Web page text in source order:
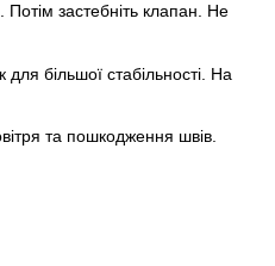
Потім застебніть клапан. Не
більшої стабільності. На
та пошкодження швів.